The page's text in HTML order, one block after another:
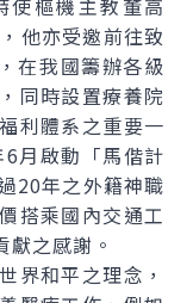
使樞機主教董高
他亦受邀前往致
在我國籌辦各級
同時設置療養院
利體系之重要一
月啟動「馬偕計
20年之外籍神職
搭乘國內交通工
之感謝。
和平之理念，